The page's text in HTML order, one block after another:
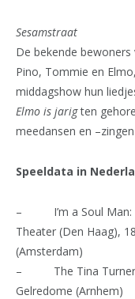
Sesamstraat
De bekende
Pino, Tommie en
middagshow hun
Elmo is jarigten
meedansen en
Speeldata in
– I’m a Soul Man:
Theater (Den Haag),
(Amsterdam)
– The Tina Turner
Gelredome (Arnhem)